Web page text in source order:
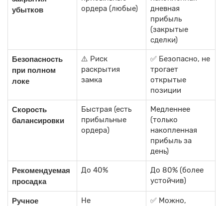
убытков
ордера (любые)
дневная
прибыль
(закрытые
сделки)
Безопасность
при полном
локе
⚠️ Риск
раскрытия
замка
✅ Безопасно, не
трогает
открытые
позиции
Скорость
балансировки
Быстрая (есть
прибыльные
ордера)
Медленнее
(только
накопленная
прибыль за
день)
Рекомендуемая
просадка
До 40%
До 80% (более
устойчив)
Ручное
Не
✅ Можно,